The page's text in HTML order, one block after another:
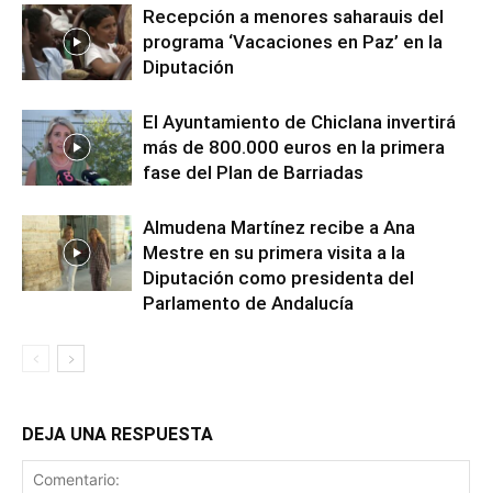
Recepción a menores saharauis del
programa ‘Vacaciones en Paz’ en la
Diputación
El Ayuntamiento de Chiclana invertirá
más de 800.000 euros en la primera
fase del Plan de Barriadas
Almudena Martínez recibe a Ana
Mestre en su primera visita a la
Diputación como presidenta del
Parlamento de Andalucía
DEJA UNA RESPUESTA